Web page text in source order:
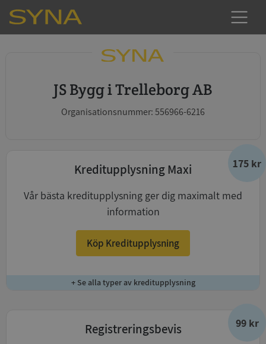
JS Bygg i Trelleborg AB
Organisationsnummer: 556966-6216
175 kr
Kreditupplysning Maxi
Vår bästa kreditupplysning ger dig maximalt med
information
Köp Kreditupplysning
+ Se alla typer av kreditupplysning
99 kr
Registreringsbevis